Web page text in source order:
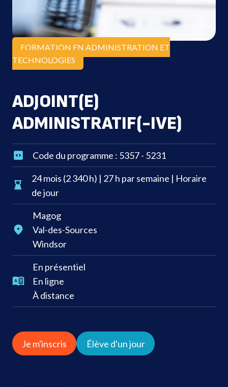
FORMATION EN ADMINISTRATION ET
TECHNOLOGIES
ADJOINT(E)
ADMINISTRATIF(-IVE)
Code du programme : 5357 - 5231
24 mois (2 340 h) | 27 h par semaine | Horaire
de jour
Magog
Val-des-Sources
Windsor
En présentiel
En ligne
À distance
Je m'inscris Élève d'un jour